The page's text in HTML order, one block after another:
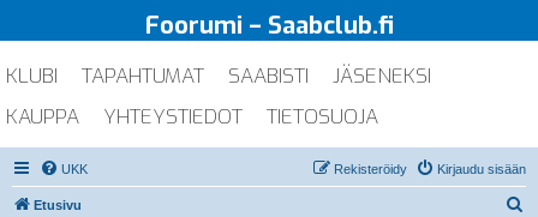
Foorumi – Saabclub.fi
KLUBI TAPAHTUMAT SAABISTI
JÄSENEKSI
KAUPPA
YHTEYSTIEDOT TIETOSUOJA
UKK Kirjaudu sisään
Rekisteröidy
Etusivu